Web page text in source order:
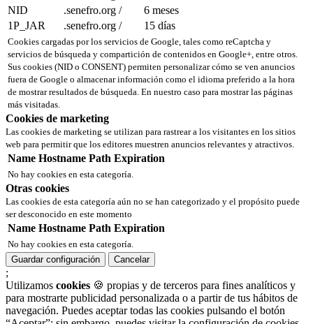
NID
.senefro.org /
6 meses
1P_JAR
.senefro.org / 15 días
Cookies cargadas por los servicios de Google, tales como reCaptcha y
servicios de búsqueda y compartición de contenidos en Google+, entre otros.
Sus cookies (NID o CONSENT) permiten personalizar cómo se ven anuncios
fuera de Google o almacenar información como el idioma preferido a la hora
de mostrar resultados de búsqueda. En nuestro caso para mostrar las páginas
más visitadas.
Cookies de marketing
Las cookies de marketing se utilizan para rastrear a los visitantes en los sitios
web para permitir que los editores muestren anuncios relevantes y atractivos.
Name Hostname Path Expiration
No hay cookies en esta categoría.
Otras cookies
Las cookies de esta categoría aún no se han categorizado y el propósito puede
ser desconocido en este momento
Name Hostname Path Expiration
No hay cookies en esta categoría.
Guardar configuración
Cancelar
;
Utilizamos cookies 🍪 propias y de terceros para fines analíticos y
para mostrarte publicidad personalizada o a partir de tus hábitos de
navegación. Puedes aceptar todas las cookies pulsando el botón